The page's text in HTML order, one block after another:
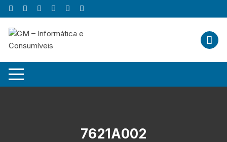
Skip
to
content
7621A002